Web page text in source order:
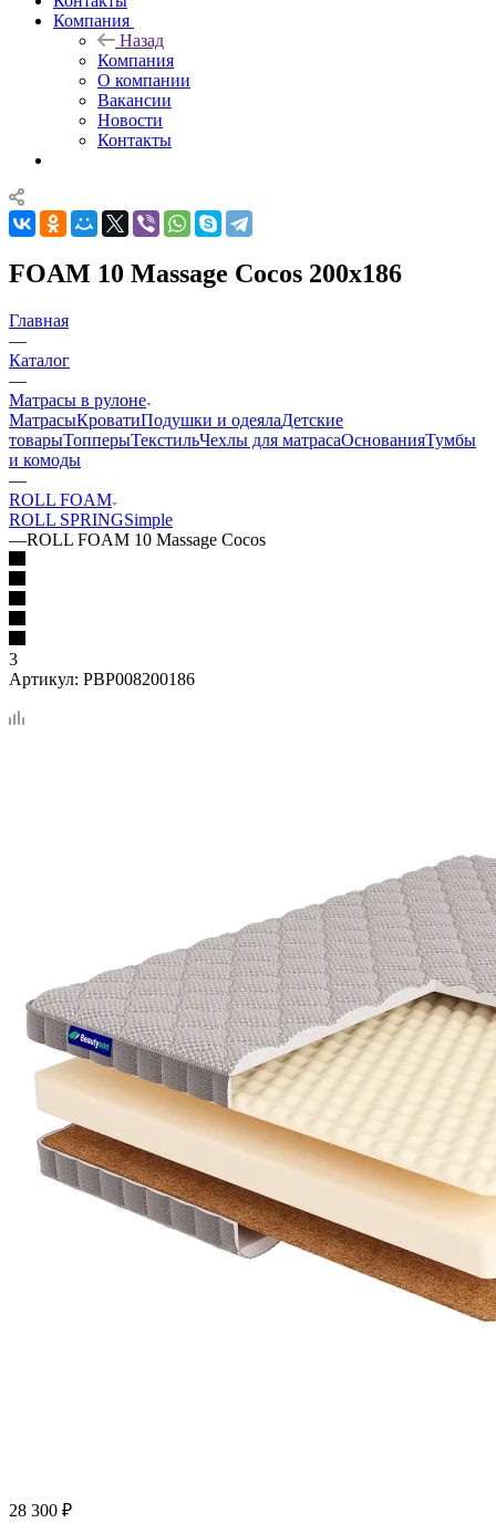
Компания
Назад
Компания
О компании
Вакансии
Новости
Контакты
FOAM 10 Massage Cocos 200x186
Главная
—
Каталог
—
Матрасы в рулоне
МатрасыКроватиПодушки и одеялаДетские
товарыТопперыТекстильЧехлы для матрасаОснованияТумбы
и комоды
—
ROLL FOAM
ROLL SPRINGSimple
—ROLL FOAM 10 Massage Cocos
3
Артикул: PBP008200186
28 300 ₽